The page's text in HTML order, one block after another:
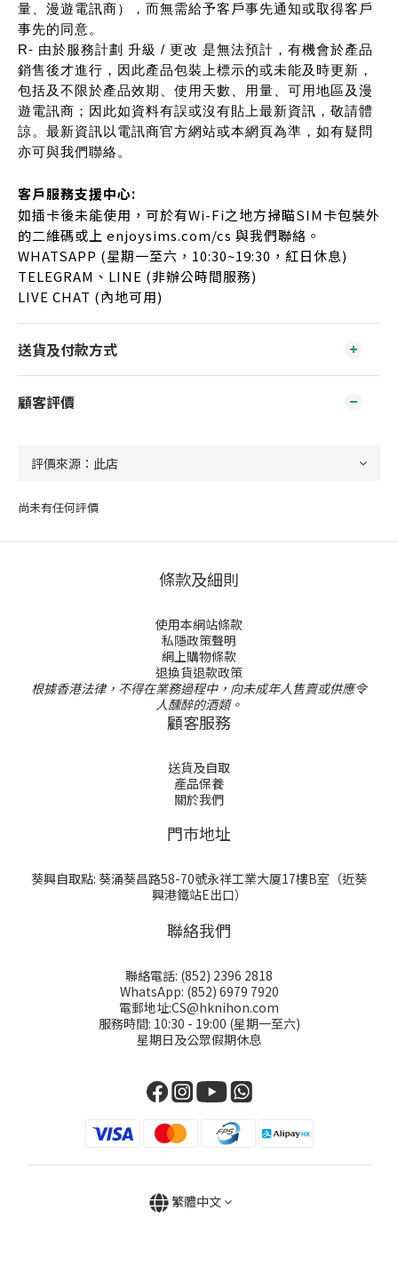
量、漫遊電訊商），而無需給予客戶事先通知或取得客戶
事先的同意。
R- 由於服務計劃 升級 / 更改 是無法預計，有機會於產品
銷售後才進行，因此產品包裝上標示的或未能及時更新，
包括及不限於產品效期、使用天數、用量、可用地區及漫
遊電訊商；因此如資料有誤或沒有貼上最新資訊，敬請體
諒。最新資訊以電訊商官方網站或本網頁為準，如有疑問
亦可與我們聯絡。
客戶服務支援中心:
如插卡後未能使用，可於有Wi-Fi之地方掃瞄SIM卡包裝外
的二維碼或上 enjoysims.com/cs 與我們聯絡。
WHATSAPP (星期一至六，10:30~19:30，紅日休息)
TELEGRAM、LINE (非辦公時間服務)
LIVE CHAT (內地可用)
送貨及付款方式
顧客評價
尚未有任何評價
條款及細則
使用本網站條款
私隱政策聲明
網上購物條款
退換貨退款政策
根據香港法律，不得在業務過程中，向未成年人售賣或供應令
人醺醉的酒類。
顧客服務
送貨及自取
產品保養
關於我們
門巿地址
葵興自取點: 葵涌葵昌路58-70號永祥工業大厦17樓B室（近葵
興港鐵站E出口）
聯絡我們
聯絡電話: (852) 2396 2818
WhatsApp: (852) 6979 7920
電郵地址:CS@hknihon.com
服務時間: 10:30 - 19:00 (星期一至六)
星期日及公眾假期休息
繁體中文